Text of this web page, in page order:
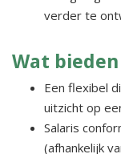
verder te
Wat
Een flexibel
uitzicht op
Salaris
(afhankelijk